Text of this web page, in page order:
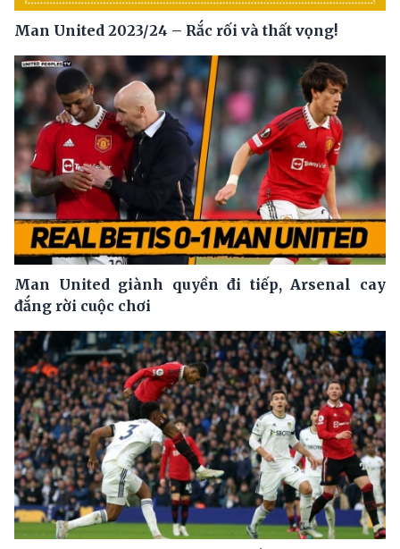
Man United 2023/24 – Rắc rối và thất vọng!
Man United giành quyền đi tiếp, Arsenal cay
đắng rời cuộc chơi